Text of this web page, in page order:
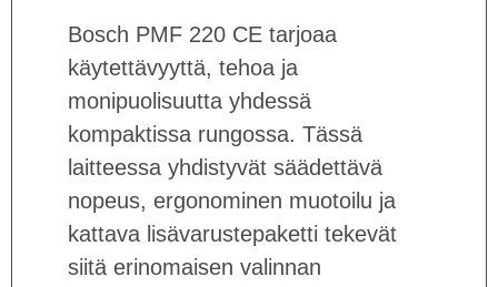
Bosch PMF 220 CE tarjoaa
käytettävyyttä, tehoa ja
monipuolisuutta yhdessä
kompaktissa rungossa. Tässä
laitteessa yhdistyvät säädettävä
nopeus, ergonominen muotoilu ja
kattava lisävarustepaketti tekevät
siitä erinomaisen valinnan